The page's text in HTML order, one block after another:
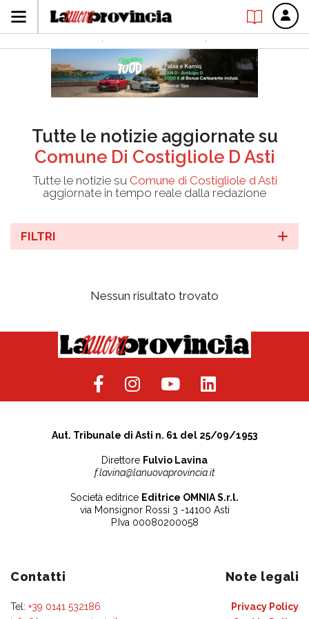
Tutte le notizie aggiornate su
Comune Di Costigliole D Asti
Tutte le notizie su Comune di Costigliole d Asti
aggiornate in tempo reale dalla redazione
FILTRI
Nessun risultato trovato
Aut. Tribunale di Asti n. 61 del 25/09/1953
Direttore Fulvio Lavina
f.lavina@lanuovaprovincia.it
Società editrice Editrice OMNIA S.r.l.
via Monsignor Rossi 3 -14100 Asti
P.Iva 00080200058
Contatti
Tel: +39 0141 532186
Note legali
Privacy Policy